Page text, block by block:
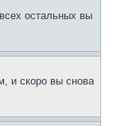
остальных вы
и скоро вы снова